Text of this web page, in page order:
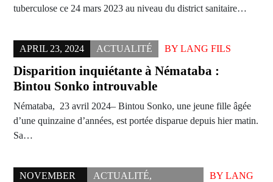
tuberculose ce 24 mars 2023 au niveau du district sanitaire…
APRIL 23, 2024 ACTUALITÉ BY LANG FILS
Disparition inquiétante à Némataba :
Bintou Sonko introuvable
Némataba, 23 avril 2024– Bintou Sonko, une jeune fille âgée
d’une quinzaine d’années, est portée disparue depuis hier matin.
Sa…
NOVEMBER
ACTUALITÉ,
BY LANG